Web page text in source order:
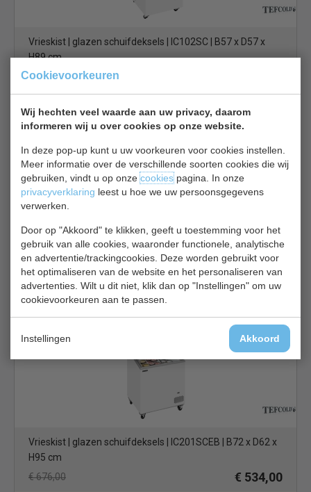
Cookievoorkeuren
Wij hechten veel waarde aan uw privacy, daarom
informeren wij u over cookies op onze website.
In deze pop-up kunt u uw voorkeuren voor cookies instellen.
Meer informatie over de verschillende soorten cookies die wij
gebruiken, vindt u op onzecookiespagina. In onze
privacyverklaring leest u hoe we uw persoonsgegevens
verwerken.
Door op "Akkoord" te klikken, geeft u toestemming voor het
gebruik van alle cookies, waaronder functionele, analytische
en advertentie/trackingcookies. Deze worden gebruikt voor
het optimaliseren van de website en het personaliseren van
advertenties. Wilt u dit niet, klik dan op "Instellingen" om uw
cookievoorkeuren aan te passen.
Instellingen Akkoord
Vrieskist | glazen schuifdeksels | IC102SC | B57 x D57 x
H89 cm
€ 596,00
Polar GM498
Vrieskist | 3 Mandjes | wieltjes | glazen schuifdeksels | B95
x D55 x H92 cm
€ 600,00
€ 534,00
Vrieskist bekijken
Vrieskist | glazen schuifdeksels | IC201SCEB | B72 x D62 x
H95 cm
€ 676,00
€ 534,00